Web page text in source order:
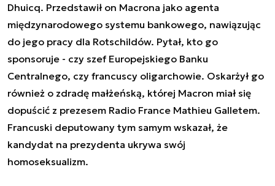
Dhuicq. Przedstawił on Macrona jako agenta
międzynarodowego systemu bankowego, nawiązując
do jego pracy dla Rotschildów. Pytał, kto go
sponsoruje - czy szef Europejskiego Banku
Centralnego, czy francuscy oligarchowie. Oskarżył go
również o zdradę małżeńską, której Macron miał się
dopuścić z prezesem Radio France Mathieu Galletem.
Francuski deputowany tym samym wskazał, że
kandydat na prezydenta ukrywa swój
homoseksualizm.